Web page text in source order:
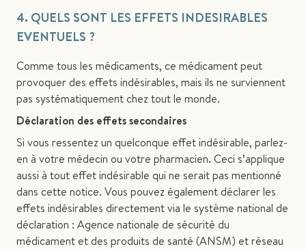
4. QUELS SONT LES EFFETS INDESIRABLES
EVENTUELS ?
Comme tous les médicaments, ce médicament peut
provoquer des effets indésirables, mais ils ne surviennent
pas systématiquement chez tout le monde.
Déclaration des effets secondaires
Si vous ressentez un quelconque effet indésirable, parlez-
en à votre médecin ou votre pharmacien. Ceci s’applique
aussi à tout effet indésirable qui ne serait pas mentionné
dans cette notice. Vous pouvez également déclarer les
effets indésirables directement via le système national de
déclaration : Agence nationale de sécurité du
médicament et des produits de santé (ANSM) et réseau